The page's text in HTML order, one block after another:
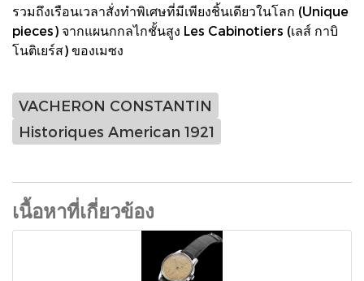
รวมถึงเรือนเวลาสั่งทำพิเศษที่มีเพียงชิ้นเดียวในโลก (Unique
pieces) จากแผนกกลไกชั้นสูง Les Cabinotiers (เลส์ กาบิ
โนติเยร์ส) ของเมซง
VACHERON CONSTANTIN
Historiques American 1921
เนื้อหาที่เกี่ยวข้อง